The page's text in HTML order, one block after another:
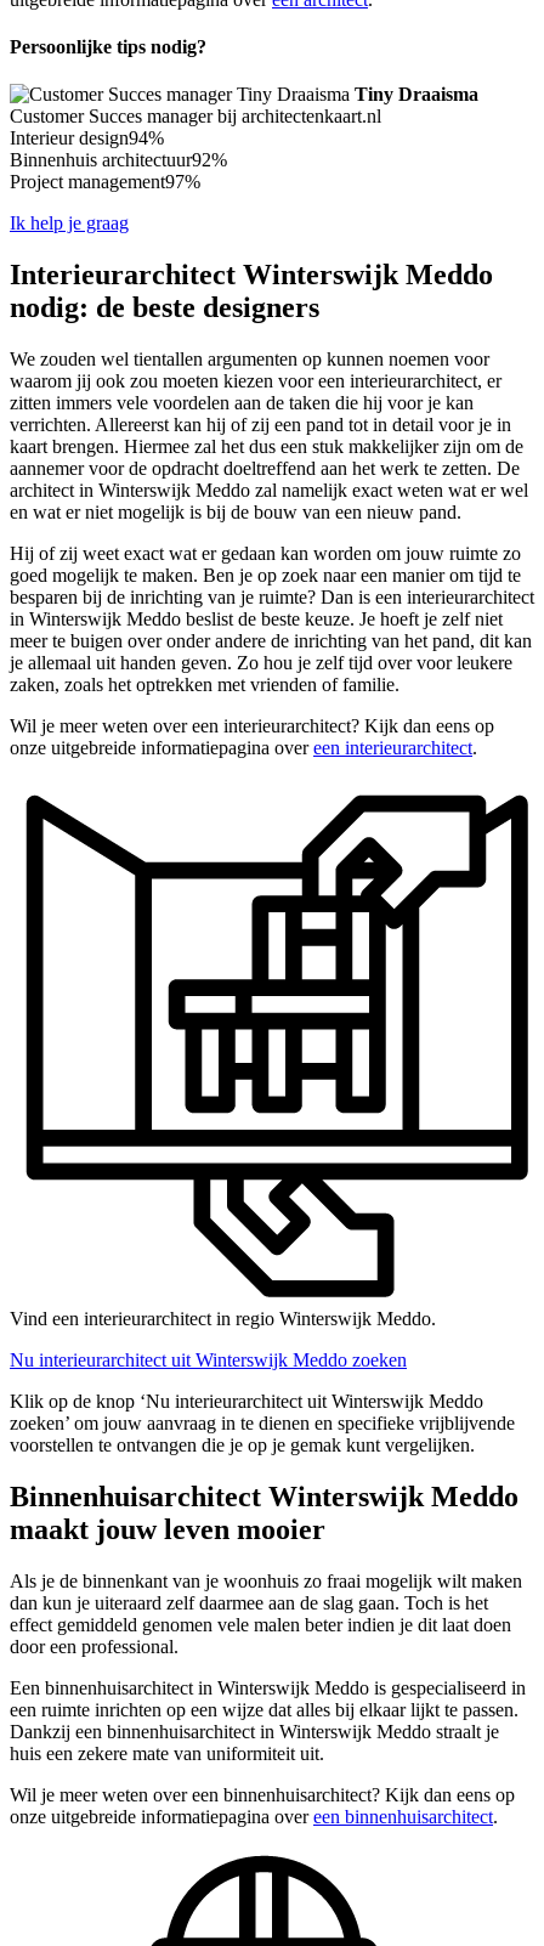
Persoonlijke tips nodig?
Tiny Draaisma
Customer Succes manager bij architectenkaart.nl
Interieur design94%
Binnenhuis architectuur92%
Project management97%
Ik help je graag
Interieurarchitect Winterswijk Meddo
nodig: de beste designers
We zouden wel tientallen argumenten op kunnen noemen voor
waarom jij ook zou moeten kiezen voor een interieurarchitect, er
zitten immers vele voordelen aan de taken die hij voor je kan
verrichten. Allereerst kan hij of zij een pand tot in detail voor je in
kaart brengen. Hiermee zal het dus een stuk makkelijker zijn om de
aannemer voor de opdracht doeltreffend aan het werk te zetten. De
architect in Winterswijk Meddo zal namelijk exact weten wat er wel
en wat er niet mogelijk is bij de bouw van een nieuw pand.
Hij of zij weet exact wat er gedaan kan worden om jouw ruimte zo
goed mogelijk te maken. Ben je op zoek naar een manier om tijd te
besparen bij de inrichting van je ruimte? Dan is een interieurarchitect
in Winterswijk Meddo beslist de beste keuze. Je hoeft je zelf niet
meer te buigen over onder andere de inrichting van het pand, dit kan
je allemaal uit handen geven. Zo hou je zelf tijd over voor leukere
zaken, zoals het optrekken met vrienden of familie.
Wil je meer weten over een interieurarchitect? Kijk dan eens op
onze uitgebreide informatiepagina overeen interieurarchitect.
Vind een interieurarchitect in regio Winterswijk Meddo.
Nu interieurarchitect uit Winterswijk Meddo zoeken
Klik op de knop ‘Nu interieurarchitect uit Winterswijk Meddo
zoeken’ om jouw aanvraag in te dienen en specifieke vrijblijvende
voorstellen te ontvangen die je op je gemak kunt vergelijken.
Binnenhuisarchitect Winterswijk Meddo
maakt jouw leven mooier
Als je de binnenkant van je woonhuis zo fraai mogelijk wilt maken
dan kun je uiteraard zelf daarmee aan de slag gaan. Toch is het
effect gemiddeld genomen vele malen beter indien je dit laat doen
door een professional.
Een binnenhuisarchitect in Winterswijk Meddo is gespecialiseerd in
een ruimte inrichten op een wijze dat alles bij elkaar lijkt te passen.
Dankzij een binnenhuisarchitect in Winterswijk Meddo straalt je
huis een zekere mate van uniformiteit uit.
Wil je meer weten over een binnenhuisarchitect? Kijk dan eens op
onze uitgebreide informatiepagina overeen binnenhuisarchitect.